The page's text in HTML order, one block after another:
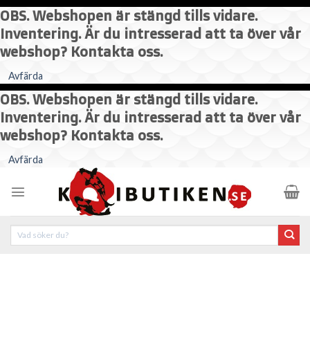
OBS. Webshopen är stängd tills vidare.
Inventering. Är du intresserad att ta över vår
webshop? Kontakta oss.
Avfärda
OBS. Webshopen är stängd tills vidare.
Inventering. Är du intresserad att ta över vår
webshop? Kontakta oss.
Avfärda
content